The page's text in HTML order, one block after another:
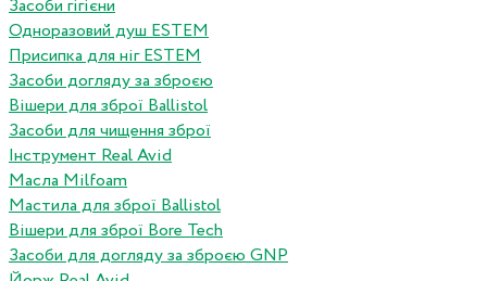
Засоби гігієни
Одноразовий душ ESTEM
Присипка для ніг ESTEM
Засоби догляду за зброєю
Вішери для зброї Ballistol
Засоби для чищення зброї
Інструмент Real Avid
Масла Milfoam
Мастила для зброї Ballistol
Вішери для зброї Bore Tech
Засоби для догляду за зброєю GNP